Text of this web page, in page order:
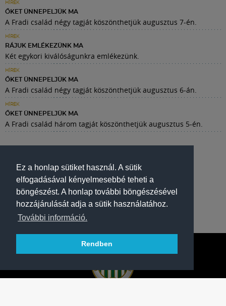
Ez a honlap sütiket használ. A sütik
elfogadásával kényelmesebbé teheti a
böngészést. A honlap további böngészésével
hozzájárulását adja a sütik használatához.
További információ.
Rendben
HÍREK
ŐKET ÜNNEPELJÜK MA
A Fradi család négy tagját köszönthetjük augusztus 7-én.
HÍREK
RÁJUK EMLÉKEZÜNK MA
Két egykori kiválóságunkra emlékezünk.
HÍREK
ŐKET ÜNNEPELJÜK MA
A Fradi család négy tagját köszönthetjük augusztus 6-án.
HÍREK
ŐKET ÜNNEPELJÜK MA
A Fradi család három tagját köszönthetjük augusztus 5-én.